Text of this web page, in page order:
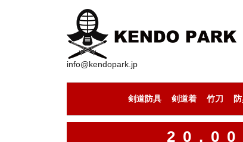
info@kendopark.jp
剣道防具
剣道防具セット
剣道の小手
剣道着
剣道着（上下セッ
剣道着（道着）
剣道着（袴）
竹刀
セール
竹刀（
竹刀（
竹刀（
竹刀（丸
竹刀（
竹刀（
手作りの